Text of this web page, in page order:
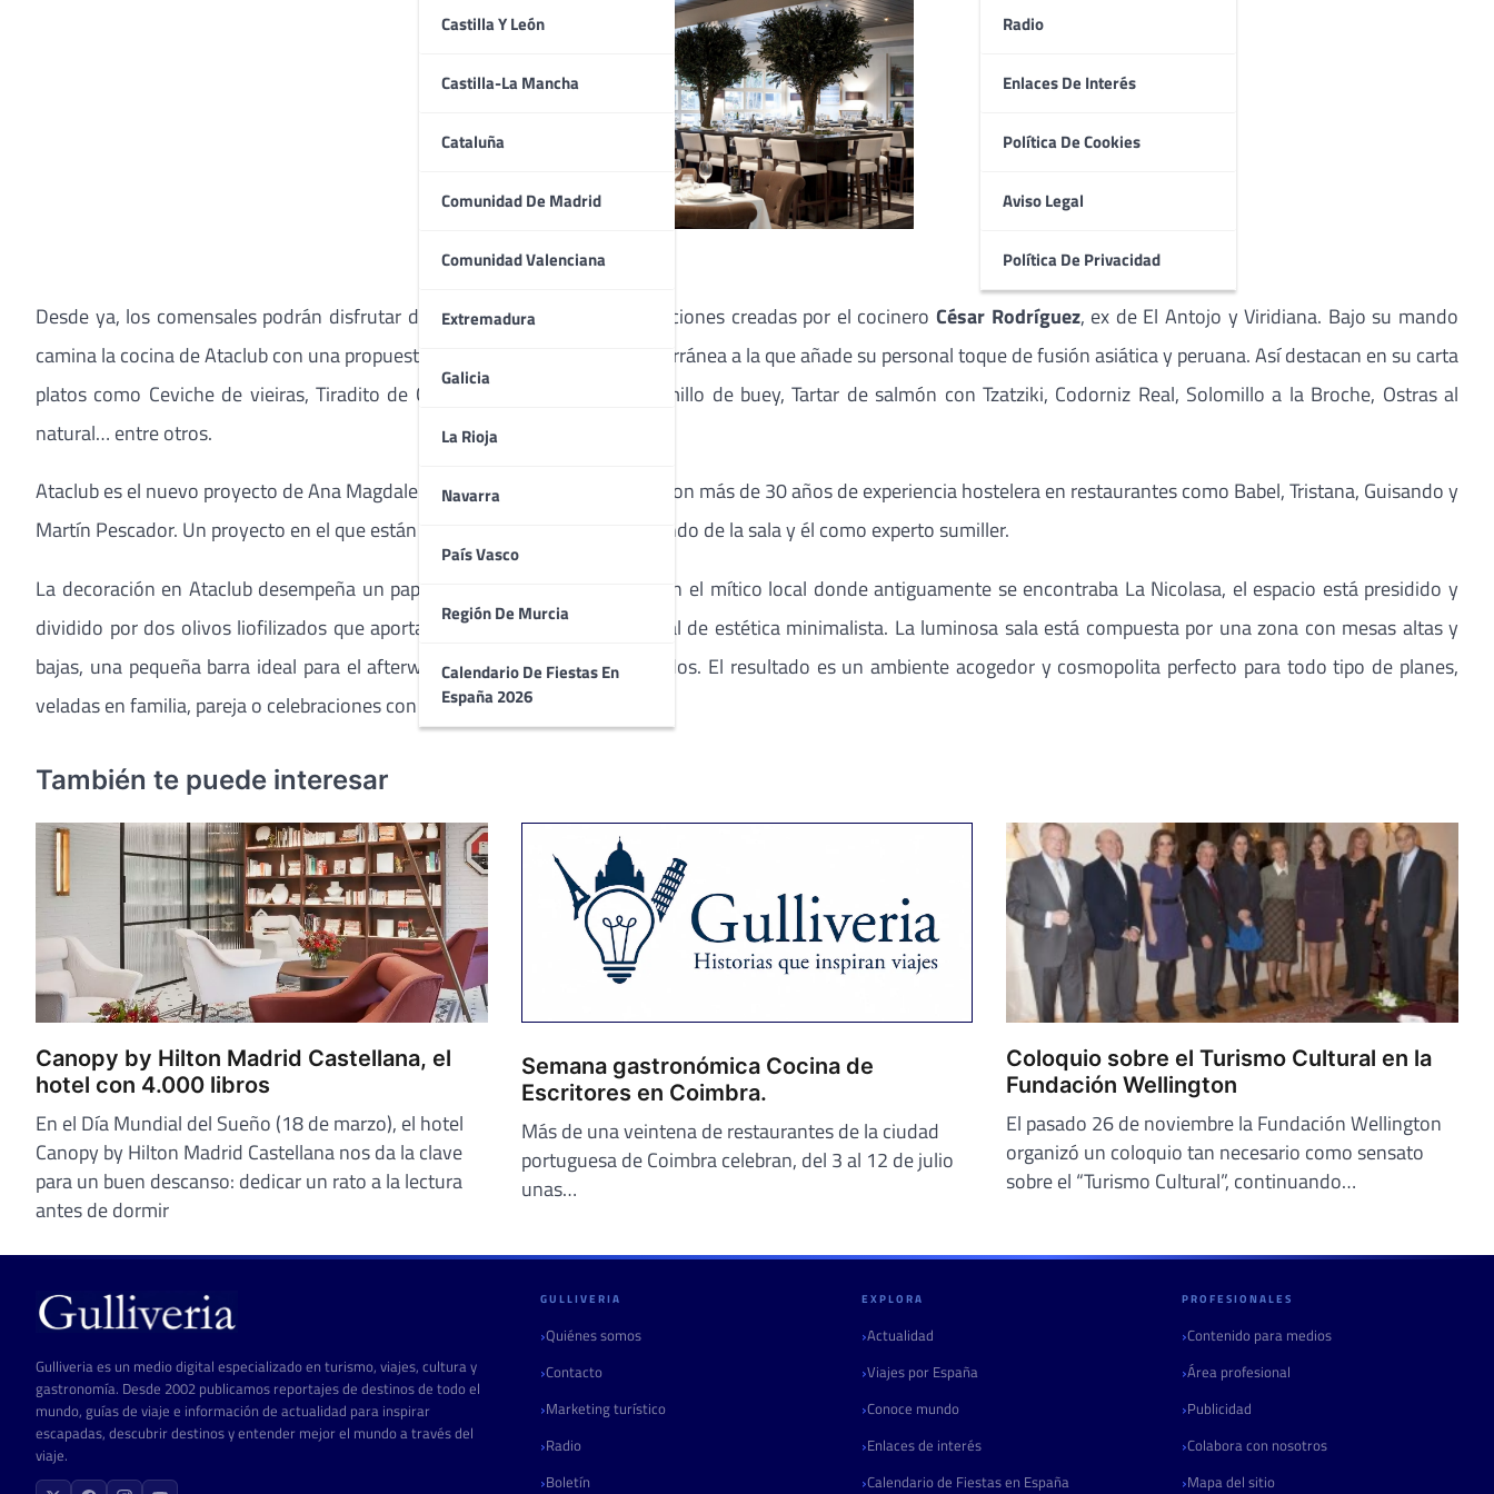
Castilla Y León
Castilla-La Mancha
Cataluña
Comunidad De Madrid
Comunidad Valenciana
Extremadura
Galicia
La Rioja
Navarra
País Vasco
Región De Murcia
Calendario De Fiestas En
España 2026
Radio
Enlaces De Interés
Política De Cookies
Aviso Legal
Política De Privacidad
Desde ya, los comensales podrán disfrutar de estas dos nuevas incorporaciones creadas por el cocinero César Rodríguez, ex de El Antojo y Viridiana. Bajo su mando
camina la cocina de Ataclub con una propuesta gastronómica de raíz mediterránea a la que añade su personal toque de fusión asiática y peruana. Así destacan en su carta
platos como Ceviche de vieiras, Tiradito de Corvina, Steak tartar de solomillo de buey, Tartar de salmón con Tzatziki, Codorniz Real, Solomillo a la Broche, Ostras al
natural… entre otros.
Ataclub es el nuevo proyecto de Ana Magdalena y Tristán Figueroa. Ambos con más de 30 años de experiencia hostelera en restaurantes como Babel, Tristana, Guisando y
Martín Pescador. Un proyecto en el que están presentes día a día, ella al mando de la sala y él como experto sumiller.
La decoración en Ataclub desempeña un papel muy importante, ubicado en el mítico local donde antiguamente se encontraba La Nicolasa, el espacio está presidido y
dividido por dos olivos liofilizados que aportan un ambiente natural al local de estética minimalista. La luminosa sala está compuesta por una zona con mesas altas y
bajas, una pequeña barra ideal para el afterwork y dos exclusivos reservados. El resultado es un ambiente acogedor y cosmopolita perfecto para todo tipo de planes,
veladas en familia, pareja o celebraciones con amigos.
También te puede interesar
Canopy by Hilton Madrid Castellana, el
hotel con 4.000 libros
En el Día Mundial del Sueño (18 de marzo), el hotel
Canopy by Hilton Madrid Castellana nos da la clave
para un buen descanso: dedicar un rato a la lectura
antes de dormir
Semana gastronómica Cocina de
Escritores en Coimbra.
Más de una veintena de restaurantes de la ciudad
portuguesa de Coimbra celebran, del 3 al 12 de julio
unas…
Coloquio sobre el Turismo Cultural en la
Fundación Wellington
El pasado 26 de noviembre la Fundación Wellington
organizó un coloquio tan necesario como sensato
sobre el “Turismo Cultural”, continuando…
Gulliveria es un medio digital especializado en turismo, viajes, cultura y
gastronomía. Desde 2002 publicamos reportajes de destinos de todo el
mundo, guías de viaje e información de actualidad para inspirar
escapadas, descubrir destinos y entender mejor el mundo a través del
viaje.
GULLIVERIA
Quiénes somos
Contacto
Marketing turístico
Radio
Boletín
EXPLORA
Actualidad
Viajes por España
Conoce mundo
Enlaces de interés
Calendario de Fiestas en España
PROFESIONALES
Contenido para medios
Área profesional
Publicidad
Colabora con nosotros
Mapa del sitio